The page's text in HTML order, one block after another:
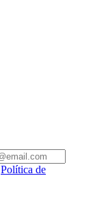
Política de